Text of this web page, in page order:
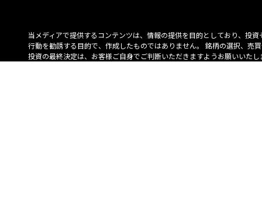
当メディアで提供するコンテンツは、情報の提供を目的としており、投資
行動を勧誘する目的で、作成したものではありません。 銘柄の選択、売
投資の最終決定は、お客様ご自身でご判断いただきますようお願いいたし